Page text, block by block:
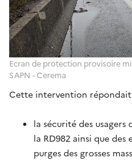
Ecran de protection provisoire
SAPN - Cerema
Cette intervention répondait
la sécurité des
la RD982 ainsi que
purges des grosses